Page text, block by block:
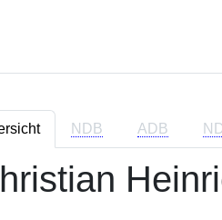
NDB ADB